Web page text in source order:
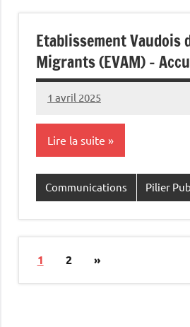
Etablissement Vaudois
Migrants (EVAM) –
1 avril 2025
Commune
Lire la suite
Communications Pilier
Pagination
des
1 2
Articles
»